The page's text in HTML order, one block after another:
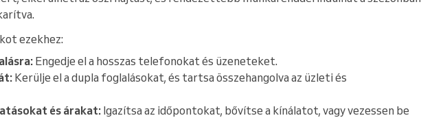
ezekhez:
Engedje el a hosszas telefonokat és üzeneteket.
Kerülje el a dupla foglalásokat, és tartsa összehangolva az üzleti és
és árakat: Igazítsa az időpontokat, bővítse a kínálatot, vagy vezessen be